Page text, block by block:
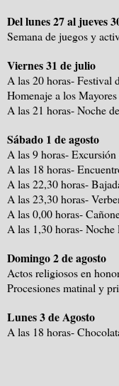
Del lunes 27 al jueves
Semana de juegos y
Viernes 31 de julio
A las 20 horas- Festival
Homenaje a los
A las 21 horas- Noche
Sábado 1 de agosto
A las 9 horas-
A las 18 horas-
A las 22,30 horas-
A las 23,30 horas-
A las 0,00 horas-
A las 1,30 horas- Noche
Domingo 2 de agosto
Actos religiosos en
Procesiones matinal y
Lunes 3 de Agosto
A las 18 horas-